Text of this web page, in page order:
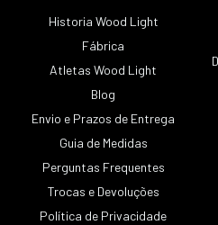
Historia Wood Light
Fábrica
Atletas Wood Light
Blog
Envio e Prazos de Entrega
Guia de Medidas
Perguntas Frequentes
Trocas e Devoluções
Política de Privacidade